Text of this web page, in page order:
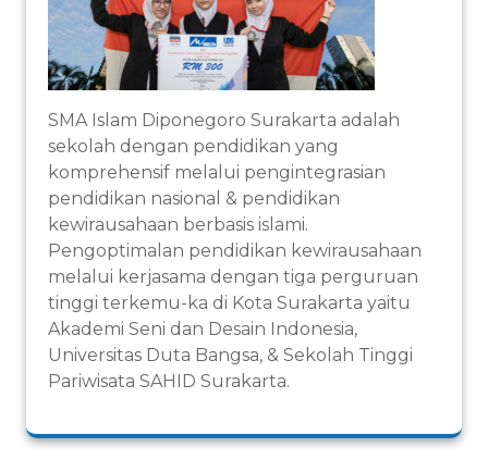
SMA Islam Diponegoro Surakarta adalah
sekolah dengan pendidikan yang
komprehensif melalui pengintegrasian
pendidikan nasional & pendidikan
kewirausahaan berbasis islami.
Pengoptimalan pendidikan kewirausahaan
melalui kerjasama dengan tiga perguruan
tinggi terkemu-ka di Kota Surakarta yaitu
Akademi Seni dan Desain Indonesia,
Universitas Duta Bangsa, & Sekolah Tinggi
Pariwisata SAHID Surakarta.